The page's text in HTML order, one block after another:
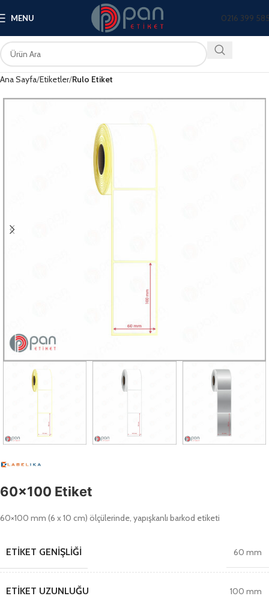
MENU 0216 399
Ana Sayfa Etiketler Rulo Etiket
60×100 Etiket
60×100 mm (6 x 10 cm) ölçülerinde, yapışkanlı barkod etiketi
ETIKET GENIŞLIĞI 60 mm
ETIKET UZUNLUĞU 100 mm